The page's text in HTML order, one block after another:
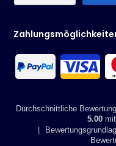
- 1x Carport komplett inkl.
Technische Daten
Verbindungselemente:
- korrosionsbeständig und
- 100% UV-beständig
- leichte Reinigung
Durchschnittliche
5.00 mit